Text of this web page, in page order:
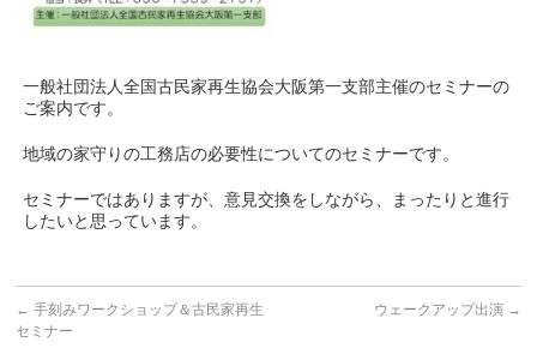
一般社団法人全国古民家再生協会大阪第一支部主催のセミナーの
ご案内です。
地域の家守りの工務店の必要性についてのセミナーです。
セミナーではありますが、意見交換をしながら、まったりと進行
したいと思っています。
← 手刻みワークショップ＆古民家再生
セミナー
ウェークアップ出演 →